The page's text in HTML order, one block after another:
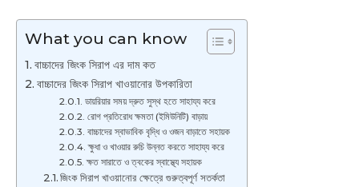
What you can know
বাচ্চাদের জিংক সিরাপ এর দাম কত
বাচ্চাদের জিংক সিরাপ খাওয়ানোর উপকারিতা
ডায়রিয়ার সময় দ্রুত সুস্থ হতে সাহায্য করে
রোগ প্রতিরোধ ক্ষমতা (ইমিউনিটি) বাড়ায়
বাচ্চাদের স্বাভাবিক বৃদ্ধি ও ওজন বাড়াতে সহায়ক
ক্ষুধা ও খাওয়ার রুচি উন্নত করতে সাহায্য করে
ক্ষত সারাতে ও ত্বকের স্বাস্থ্যে সহায়ক
জিংক সিরাপ খাওয়ানোর ক্ষেত্রে গুরুত্বপূর্ণ সতর্কতা